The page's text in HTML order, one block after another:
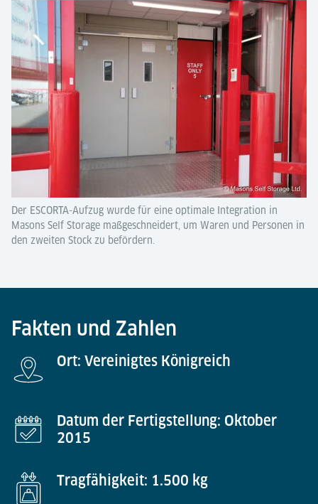
Der ESCORTA-Aufzug wurde für eine optimale Integration in
Masons Self Storage maßgeschneidert, um Waren und Personen in
den zweiten Stock zu befördern.
Fakten und Zahlen
Ort: Vereinigtes Königreich
Datum der Fertigstellung: Oktober
2015
Tragfähigkeit: 1.500 kg